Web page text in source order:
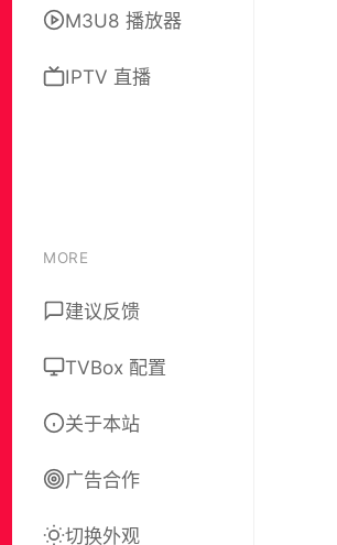
M3U8 播放器
IPTV 直播
MORE
建议反馈
TVBox 配置
关于本站
广告合作
切换外观